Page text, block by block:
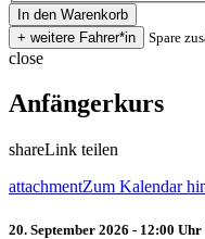
Spare
close
Anfängerkurs
shareLink teilen
attachmentZum Kalendar
20. September 2026 - 12:00